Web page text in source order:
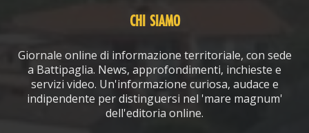
CHI SIAMO
Giornale online di informazione territoriale, con sede
a Battipaglia. News, approfondimenti, inchieste e
servizi video. Un'informazione curiosa, audace e
indipendente per distinguersi nel 'mare magnum'
dell'editoria online.